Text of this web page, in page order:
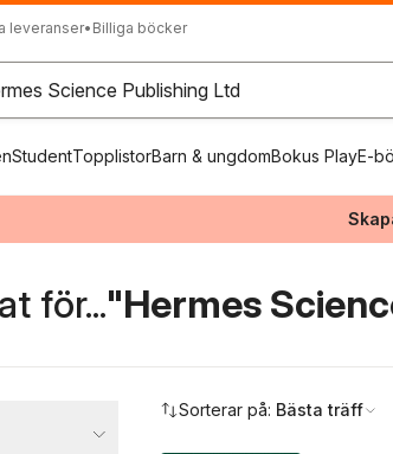
leveranser• Billiga böcker
StudentTopplistorBarn & ungdomBokus PlayE-
för..."Hermes
Sorterar på: Bästa träff